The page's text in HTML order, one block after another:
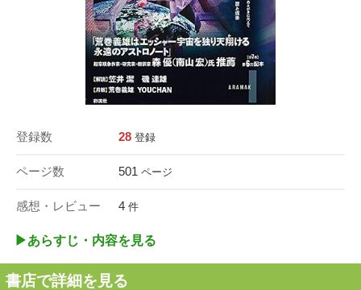
登録数 28 登録
ページ数 501 ページ
感想・レビュー 4 件
▶︎あらすじ・内容を見る
書店で詳細を見る